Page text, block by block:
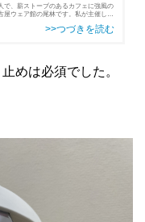
で、薪ストーブのあるカフェに強風の
屋ウェア館の尾林です。私が主催した
めは必須でした。